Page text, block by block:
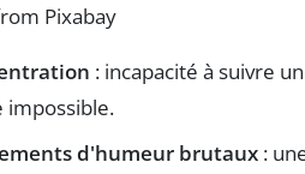
Pixabay
: incapacité à suivre
impossible.
d'humeur brutaux :